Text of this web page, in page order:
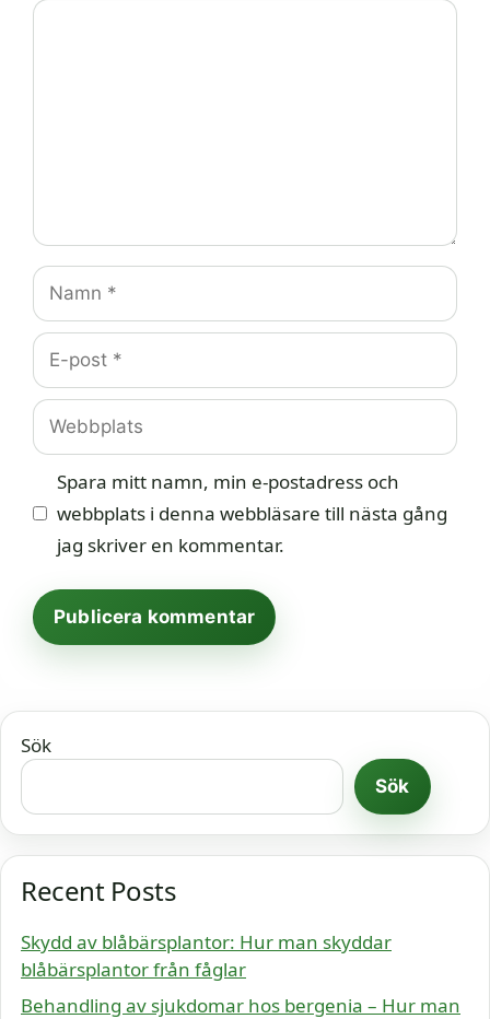
Kommentar
Namn
E-
post
Webbplats
Spara mitt namn, min e-postadress och
webbplats i denna webbläsare till nästa gång
jag skriver en kommentar.
Sök
Sök
Recent Posts
Skydd av blåbärsplantor: Hur man skyddar
blåbärsplantor från fåglar
Behandling av sjukdomar hos bergenia – Hur man